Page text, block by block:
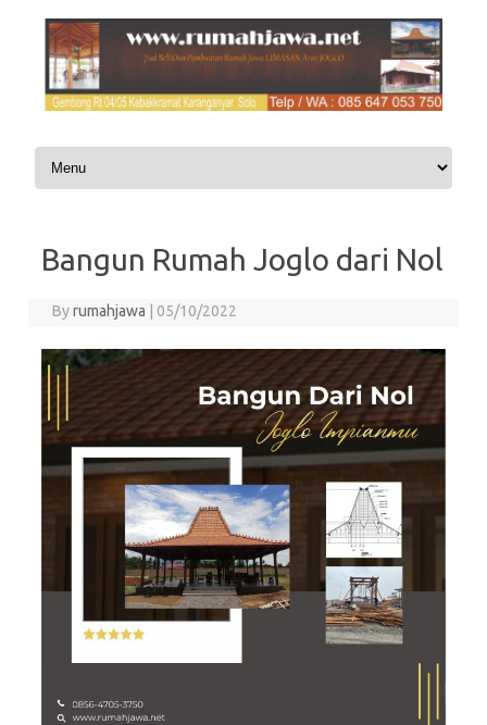
Skip to content
Bangun Rumah Joglo dari Nol
Byrumahjawa 05/10/2022